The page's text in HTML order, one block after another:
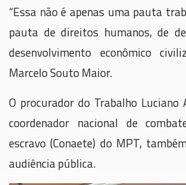
“Essa não é apenas uma pauta
pauta de direitos humanos, de
desenvolvimento econômico
Marcelo Souto Maior.
O procurador do Trabalho Luciano
coordenador nacional de
escravo (Conaete) do MPT,
audiência pública.